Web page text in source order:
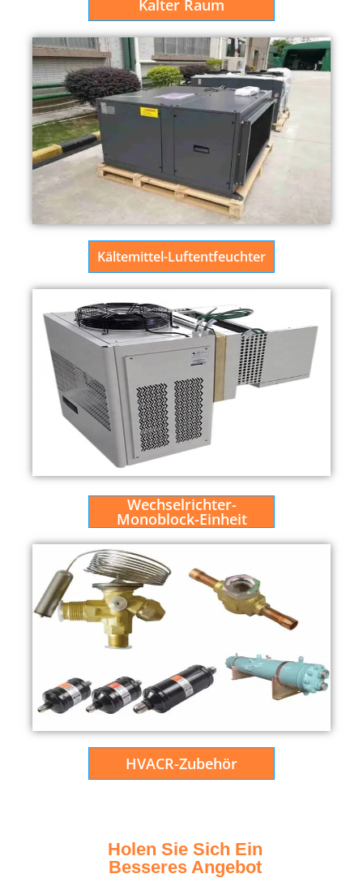
Kalter Raum
Kältemittel-Luftentfeuchter
Wechselrichter-
Monoblock-Einheit
HVACR-Zubehör
Holen Sie Sich Ein
Besseres Angebot